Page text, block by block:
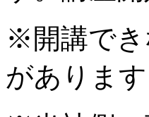
※開講でき
があります